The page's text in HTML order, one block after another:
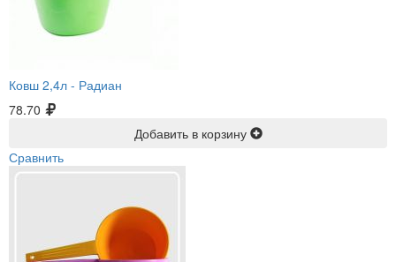
Ковш 2,4л - Радиан
78.70
Добавить в корзину
Сравнить